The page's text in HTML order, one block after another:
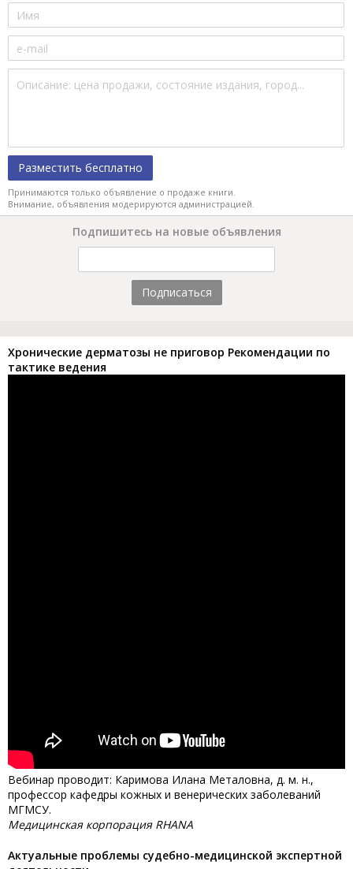
Разместить бесплатно
Принимаются только объявление о продаже книги.
Внимание, объявления модерируются администрацией.
Подпишитесь на новые объявления
Подписаться
Хронические дерматозы не приговор Рекомендации по
тактике ведения
Вебинар проводит: Каримова Илана Металовна, д. м. н.,
профессор кафедры кожных и венерических заболеваний
МГМСУ.
Медицинская корпорация RHANA
Актуальные проблемы судебно-медицинской экспертной